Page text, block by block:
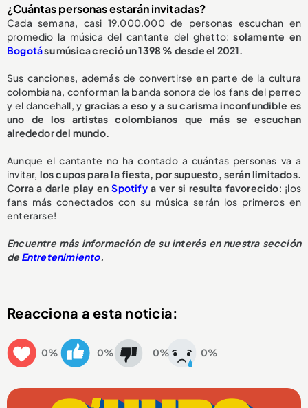
¿Cuántas personas estarán invitadas?
Cada semana, casi 19.000.000 de personas escuchan en
promedio la música del cantante del ghetto:solamente en
Bogotásu música creció un 1398 % desde el 2021.
Sus canciones, además de convertirse en parte de la cultura
colombiana, conforman la banda sonora de los fans del perreo
y el dancehall, ygracias a eso y a su carisma inconfundible es
uno de los artistas colombianos que más se escuchan
alrededor del mundo.
Aunque el cantante no ha contado a cuántas personas va a
invitar, los cupos para la fiesta, por supuesto, serán limitados.
Corra a darle play enSpotifya ver si resulta favorecido: ¡los
fans más conectados con su música serán los primeros en
enterarse!
Encuentre más información de su interés en nuestra sección
deEntretenimiento.
Reacciona a esta noticia:
0% 0% 0% 0%